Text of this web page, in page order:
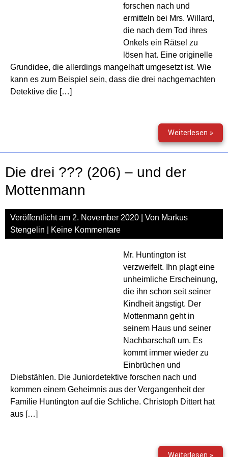
forschen nach und
ermitteln bei Mrs. Willard,
die nach dem Tod ihres
Onkels ein Rätsel zu
lösen hat. Eine originelle
Grundidee, die allerdings mangelhaft umgesetzt ist. Wie
kann es zum Beispiel sein, dass die drei nachgemachten
Detektive die […]
Weiterlesen »Die
drei
???
Die drei ??? (206) – und der
Mottenmann
Veröffentlicht am 2. November 2020 | Von Markus
Stengelin
Keine Kommentare
Mr. Huntington ist
verzweifelt. Ihn plagt eine
unheimliche Erscheinung,
die ihn schon seit seiner
Kindheit ängstigt. Der
Mottenmann geht in
seinem Haus und seiner
Nachbarschaft um. Es
kommt immer wieder zu
Einbrüchen und
Diebstählen. Die Juniordetektive forschen nach und
kommen einem Geheimnis aus der Vergangenheit der
Familie Huntington auf die Schliche. Christoph Dittert hat
aus […]
Weiterlesen »Die